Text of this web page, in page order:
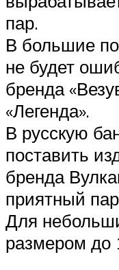
пар.
В большие
не будет
бренда
«Легенда».
В русскую
поставить
бренда
приятный
Для
размером до